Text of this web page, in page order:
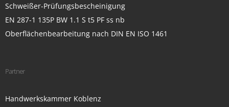
Schweißer-Prüfungsbescheinigung
EN 287-1 135P BW 1.1 S t5 PF ss nb
Oberflächenbearbeitung nach DIN EN ISO 1461
Partner
Handwerkskammer Koblenz